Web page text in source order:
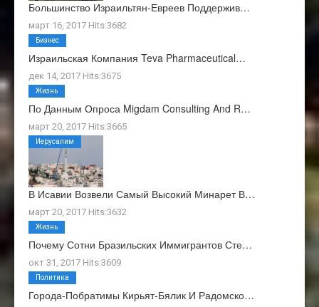
Большинство Израильтян-Евреев Поддержив…
март 16, 2017 Hits:3682
Израильская Компания Teva Pharmaceutical…
дек 14, 2017 Hits:3675
Бизнес
По Данным Опроса Migdam Consulting And R…
март 20, 2017 Hits:3665
Жизнь
В Исавии Возвели Самый Высокий Минарет В…
март 20, 2017 Hits:3632
Иерусалим
Почему Сотни Бразильских Иммигрантов Сте…
окт 31, 2017 Hits:3609
Жизнь
Города-Побратимы Кирьят-Бялик И Радомско…
Политика